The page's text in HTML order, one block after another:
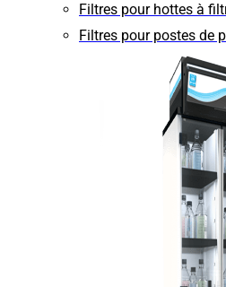
Filtres pour hottes à
Filtres pour postes de